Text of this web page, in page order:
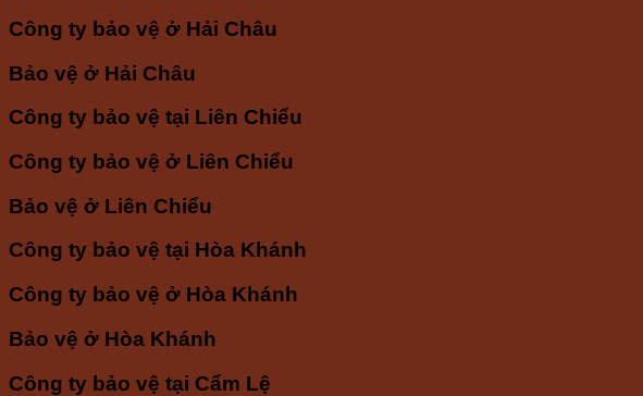
Công ty bảo vệ ở Hải Châu
Bảo vệ ở Hải Châu
Công ty bảo vệ tại Liên Chiểu
Công ty bảo vệ ở Liên Chiểu
Bảo vệ ở Liên Chiểu
Công ty bảo vệ tại Hòa Khánh
Công ty bảo vệ ở Hòa Khánh
Bảo vệ ở Hòa Khánh
Công ty bảo vệ tại Cẩm Lệ